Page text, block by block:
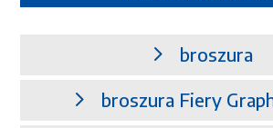
broszura
broszura Fiery